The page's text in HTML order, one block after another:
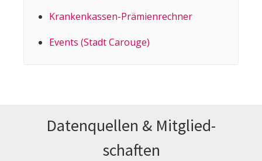
Kranken­kassen-Prämien­rechner
Events (Stadt Carouge)
Datenquellen & Mitglied­
schaften